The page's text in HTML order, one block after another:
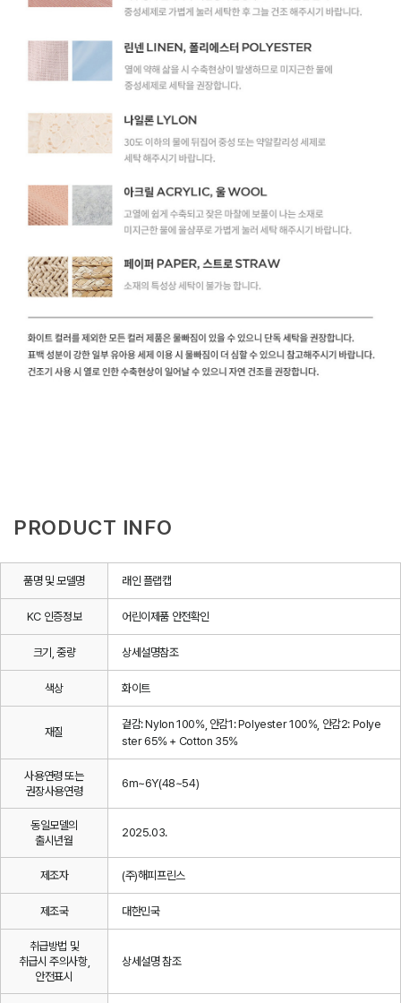
PRODUCT INFO
품명 및 모델명 래인 플랩캡
KC 인증정보 어린이제품 안전확인
크기, 중량 상세설명참조
색상 화이트
재질
겉감: Nylon 100%, 안감1: Polyester 100%, 안감2: Polye
ster 65% + Cotton 35%
사용연령 또는
권장사용연령
6m~6Y(48~54)
동일모델의
출시년월
2025.03.
제조자 (주)해피프린스
제조국 대한민국
취급방법 및
취급시 주의사항,
안전표시
상세설명 참조